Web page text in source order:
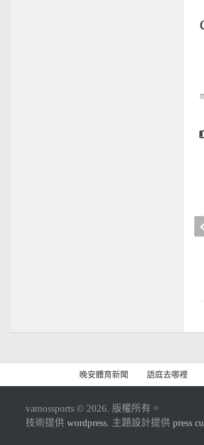
棒球》跟隨王建
晚安體育新聞 語庭去哪裡
vamossports © 2026. 版權所有。
技術提供 wordpress. 主題設計提供 press